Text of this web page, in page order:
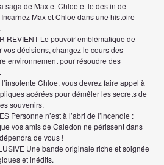
saga de Max et Chloe et le destin de
Max et Chloe dans une histoire
REVIENT Le pouvoir emblématique de
vos décisions, changez le cours des
environnement pour résoudre des
Chloe, vous devrez faire appel à
acérées pour démêler les secrets de
souvenirs.
Personne n’est à l’abri de l’incendie :
vos amis de Caledon ne périssent dans
de vous !
Une bande originale riche et soignée
et inédits.